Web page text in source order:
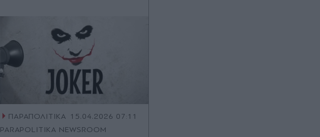
ΠΑΡΑΠΟΛΙΤΙΚΑ 15.04.2026 07:11
PARAPOLITIKA NEWSROOM